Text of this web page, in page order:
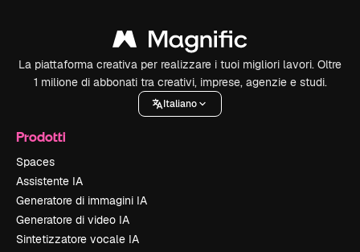
La piattaforma creativa per realizzare i tuoi migliori lavori. Oltre
1 milione di abbonati tra creativi, imprese, agenzie e studi.
Italiano
Prodotti
Spaces
Assistente IA
Generatore di immagini IA
Generatore di video IA
Sintetizzatore vocale IA